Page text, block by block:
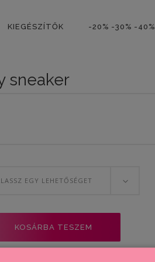
KIEGÉSZÍTŐK -20% -30% -40%
sneaker
EGY LEHETŐSÉGET
KOSÁRBA TESZEM